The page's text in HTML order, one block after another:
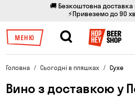
🚚 Безкоштовна доставка
⚡Привеземо до 90
МЕНЮ
Головна Сьогодні в пляшках Сухе
Вино з доставкою у